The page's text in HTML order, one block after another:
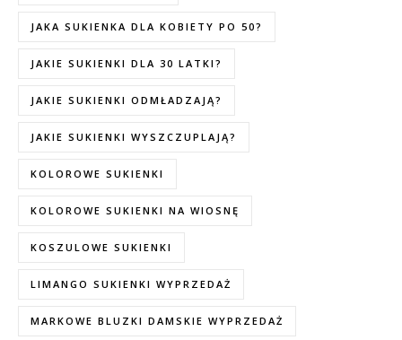
JAKA SUKIENKA DLA KOBIETY PO 50?
JAKIE SUKIENKI DLA 30 LATKI?
JAKIE SUKIENKI ODMŁADZAJĄ?
JAKIE SUKIENKI WYSZCZUPLAJĄ?
KOLOROWE SUKIENKI
KOLOROWE SUKIENKI NA WIOSNĘ
KOSZULOWE SUKIENKI
LIMANGO SUKIENKI WYPRZEDAŻ
MARKOWE BLUZKI DAMSKIE WYPRZEDAŻ